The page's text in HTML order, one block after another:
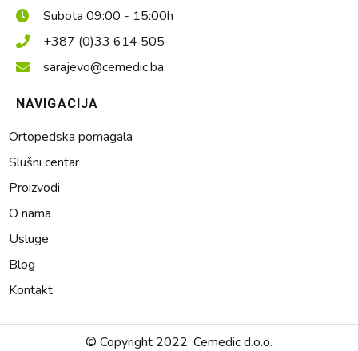
Subota 09:00 - 15:00h
+387 (0)33 614 505
sarajevo@cemedic.ba
NAVIGACIJA
Ortopedska pomagala
Slušni centar
Proizvodi
O nama
Usluge
Blog
Kontakt
© Copyright 2022. Cemedic d.o.o.